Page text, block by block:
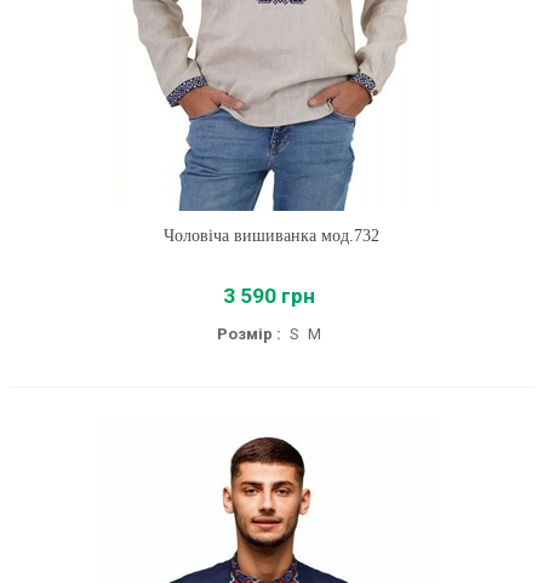
Чоловіча вишиванка мод.732
3 590 грн
Розмір : S M